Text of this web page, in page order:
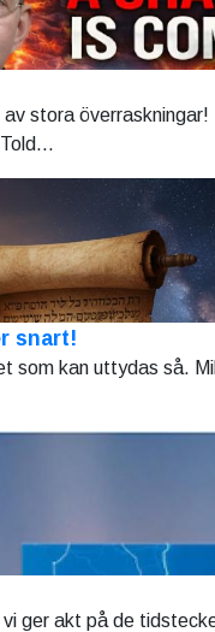
stora överraskningar!
snart!
som kan uttydas så.
ger akt på de